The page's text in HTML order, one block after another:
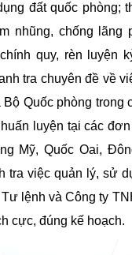
đất quốc phòng;
nhũng, chống lãng
quy, rèn luyện
tra chuyên đề về
Bộ Quốc phòng trong
luyện tại các
Mỹ, Quốc Oai,
tra việc quản lý, sử
lệnh và Công ty
cực, đúng kế hoạch.